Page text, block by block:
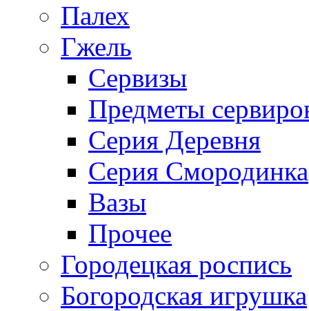
Палех
Гжель
Сервизы
Предметы
Серия Деревня
Серия Смородинка
Вазы
Прочее
Городецкая роспись
Богородская игрушка